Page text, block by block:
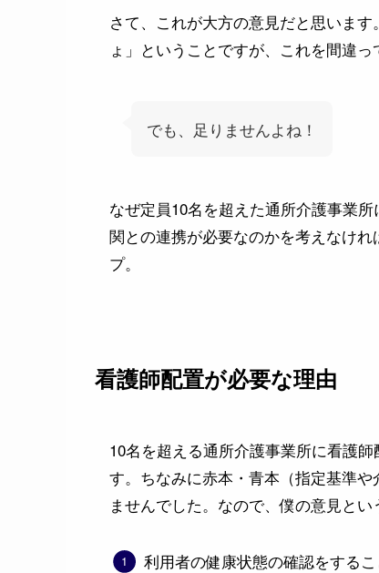
さて、これが大方の意見だと思いま
ょ」ということですが、これを間違っ
でも、足りませんよね！
なぜ定員10名を超えた通所介護事業
関との連携が必要なのかを考えなけ
プ。
看護師配置が必要な理由
10名を超える通所介護事業所に看護
す。ちなみに赤本・青本（指定基準
ませんでした。なので、僕の意見とい
利用者の健康状態の確認をする